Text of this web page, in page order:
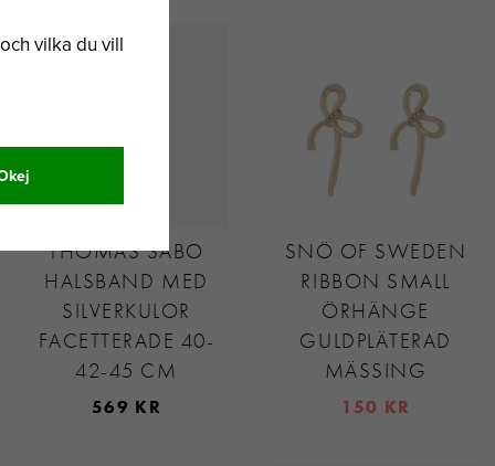
THOMAS SABO
HALSBAND MED
SILVERKULOR
FACETTERADE 40-
42-45 CM
569 KR
SNÖ OF SWEDEN
RIBBON SMALL
ÖRHÄNGE
GULDPLÄTERAD
MÄSSING
150 KR
vilka du vill